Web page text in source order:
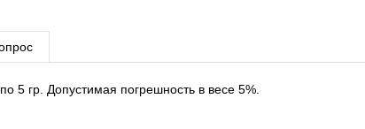
5 гр. Допустимая погрешность в весе 5%.